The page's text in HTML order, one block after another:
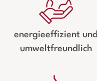
energieeffizient und
umweltfreundlich